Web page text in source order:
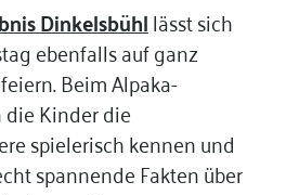
Dinkelsbühllässt sich
ebenfalls auf ganz
Beim Alpaka-
Kinder die
spielerisch kennen und
spannende Fakten über